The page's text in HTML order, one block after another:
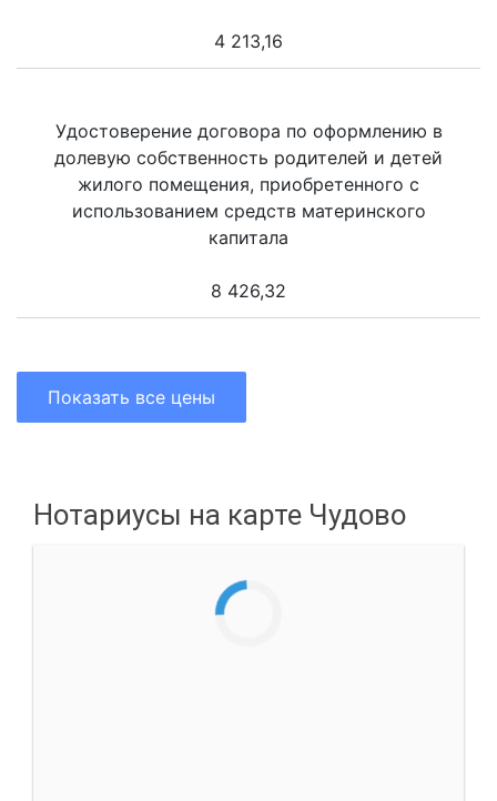
4 213,16
Удостоверение договора по оформлению в
долевую собственность родителей и детей
жилого помещения, приобретенного с
использованием средств материнского
капитала
8 426,32
Показать все цены
Нотариусы на карте Чудово